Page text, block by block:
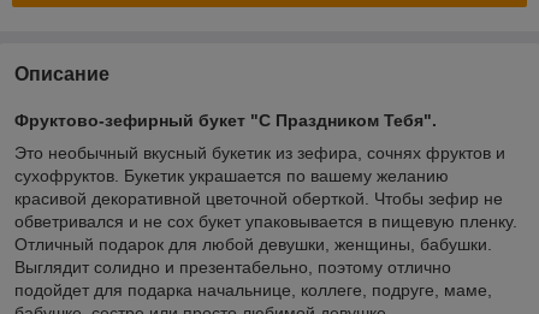
Описание
Фруктово-зефирный букет "С Праздником Тебя".
Это необычный вкусный букетик из зефира, сочнях фруктов и
сухофруктов. Букетик украшается по вашему желанию
красивой декоративной цветочной оберткой. Чтобы зефир не
обветривался и не сох букет упаковывается в пищевую пленку.
Отличный подарок для любой девушки, женщины, бабушки.
Выглядит солидно и презентабельно, поэтому отлично
подойдет для подарка начальнице, коллеге, подруге, маме,